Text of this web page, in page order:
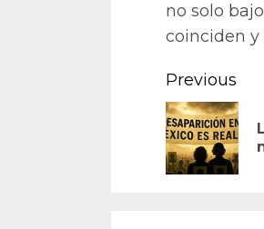
no solo
coinciden
Reading
Previous